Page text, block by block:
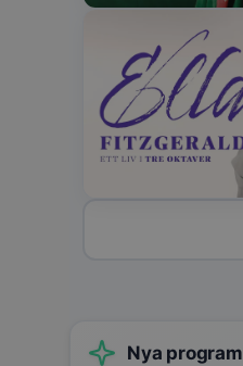
Nya program